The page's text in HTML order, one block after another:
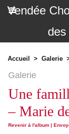
Vendée
Accueil > Galerie
Galerie
Une
– Marie
Revenir à l'album |